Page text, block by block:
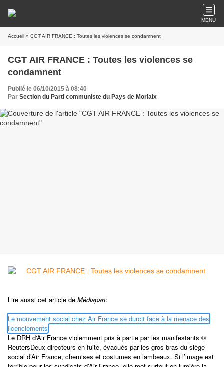
MENU
Accueil » CGT AIR FRANCE : Toutes les violences se condamnent
CGT AIR FRANCE : Toutes les violences se
condamnent
Publié le 06/10/2015 à 08:40
Par Section du Parti communiste du Pays de Morlaix
Lire aussi cet article de Médiapart:
Le mouvement social chez Air France se durcit face à la menace des
licenciements
Le DRH d'Air France violemment pris à partie par les manifestants ©
ReutersDeux directeurs en fuite, évacués par les gros bras du siège
social d’Air France, chemises et costumes en lambeaux. Si l’image est